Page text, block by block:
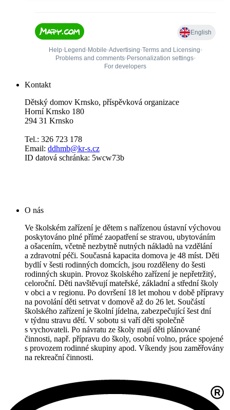
Kontakt
Dětský domov Krnsko, příspěvková organizace
Horní Krnsko 180
294 31 Krnsko
Tel.: 326 723 178
Email: ddhmb@kr-s.cz
ID datová schránka: 5wcw73b
O nás
Ve školském zařízení je dětem s nařízenou ústavní výchovou
poskytováno plné přímé zaopatření se stravou, ubytováním
a ošacením, včetně nezbytně nutných nákladů na vzdělání
a zdravotní péči. Současná kapacita domova je 48 míst. Děti
bydlí v šesti rodinných domcích, jsou rozděleny do šesti
rodinných skupin. Provoz školského zařízení je nepřetržitý,
celoroční. Děti navštěvují mateřské, základní a střední školy
v obci a v regionu. Po dovršení 18 let mohou v době přípravy
na povolání děti setrvat v domově až do 26 let. Součástí
školského zařízení je školní jídelna, zabezpečující šest dní
v týdnu stravu dětí. V sobotu si vaří děti společně
s vychovateli. Po návratu ze školy mají děti plánované
činnosti, např. přípravu do školy, osobní volno, práce spojené
s provozem rodinné skupiny apod. Víkendy jsou zaměřovány
na rekreační činnosti.